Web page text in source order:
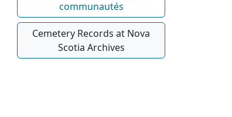
communautés
Cemetery Records at Nova
Scotia Archives